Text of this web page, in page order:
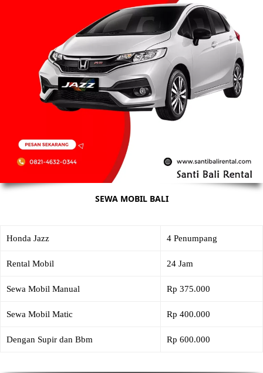
SEWA MOBIL BALI
Honda Jazz 4 Penumpang
Rental Mobil 24 Jam
Sewa Mobil Manual Rp 375.000
Sewa Mobil Matic Rp 400.000
Dengan Supir dan Bbm Rp 600.000